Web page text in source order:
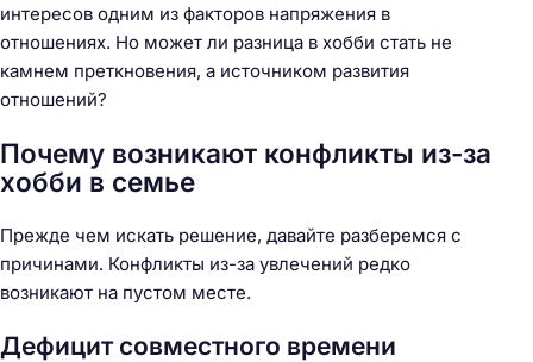
интересов одним из факторов напряжения в
отношениях. Но может ли разница в хобби стать не
камнем преткновения, а источником развития
отношений?
Почему возникают конфликты из-за
хобби в семье
Прежде чем искать решение, давайте разберемся с
причинами. Конфликты из-за увлечений редко
возникают на пустом месте.
Дефицит совместного времени